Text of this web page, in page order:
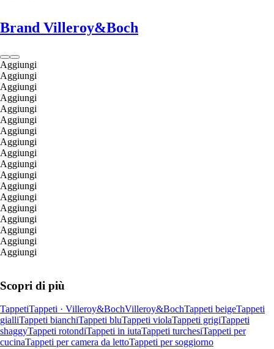
Brand Villeroy&Boch
Aggiungi
Aggiungi
Aggiungi
Aggiungi
Aggiungi
Aggiungi
Aggiungi
Aggiungi
Aggiungi
Aggiungi
Aggiungi
Aggiungi
Aggiungi
Aggiungi
Aggiungi
Aggiungi
Aggiungi
Aggiungi
Scopri di più
TappetiTappeti · Villeroy&BochVilleroy&BochTappeti beigeTappeti
gialliTappeti bianchiTappeti bluTappeti violaTappeti grigiTappeti
shaggyTappeti rotondiTappeti in iutaTappeti turchesiTappeti per
cucinaTappeti per camera da lettoTappeti per soggiorno